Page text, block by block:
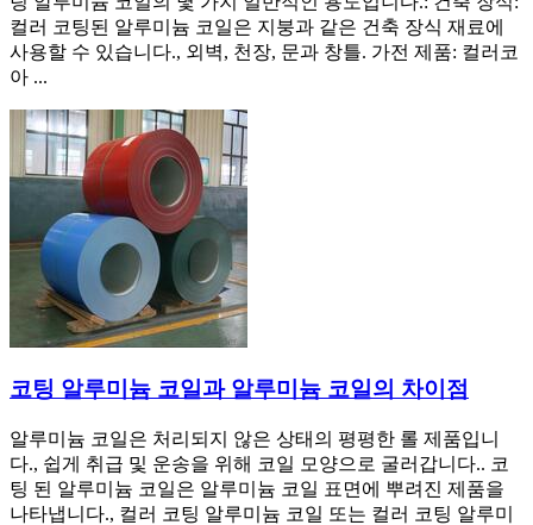
컬러 코팅된 알루미늄 코일은 지붕과 같은 건축 장식 재료에
사용할 수 있습니다., 외벽, 천장, 문과 창틀. 가전 ​​제품: 컬러코
아 ...
코팅 알루미늄 코일과 알루미늄 코일의 차이점
알루미늄 코일은 처리되지 않은 상태의 평평한 롤 제품입니
다., 쉽게 취급 및 운송을 위해 코일 모양으로 굴러갑니다.. 코
팅 된 알루미늄 코일은 알루미늄 코일 표면에 뿌려진 제품을
나타냅니다., 컬러 코팅 알루미늄 코일 또는 컬러 코팅 알루미